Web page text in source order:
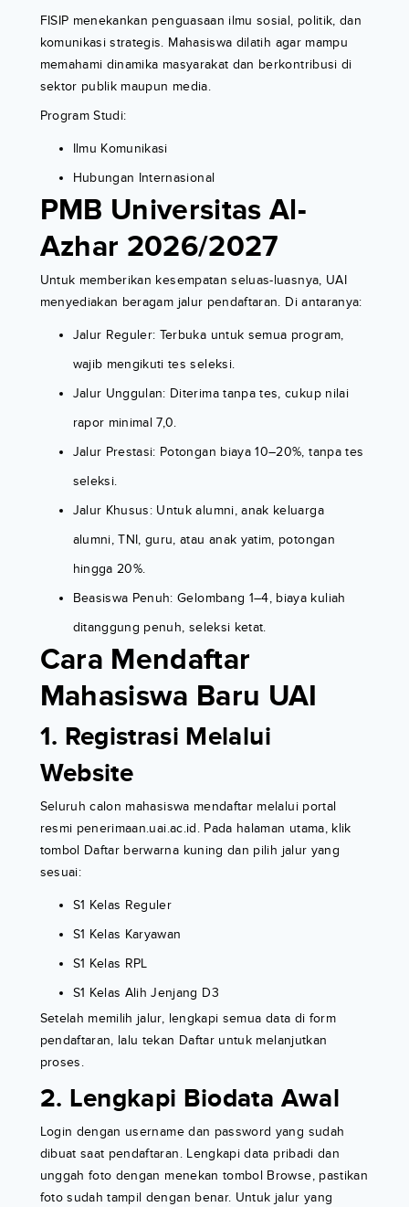
FISIP menekankan penguasaan ilmu sosial, politik, dan
komunikasi strategis. Mahasiswa dilatih agar mampu
memahami dinamika masyarakat dan berkontribusi di
sektor publik maupun media.
Program Studi:
Ilmu Komunikasi
Hubungan Internasional
PMB Universitas Al-
Azhar 2026/2027
Untuk memberikan kesempatan seluas-luasnya, UAI
menyediakan beragam jalur pendaftaran. Di antaranya:
Jalur Reguler: Terbuka untuk semua program,
wajib mengikuti tes seleksi.
Jalur Unggulan: Diterima tanpa tes, cukup nilai
rapor minimal 7,0.
Jalur Prestasi: Potongan biaya 10–20%, tanpa tes
seleksi.
Jalur Khusus: Untuk alumni, anak keluarga
alumni, TNI, guru, atau anak yatim, potongan
hingga 20%.
Beasiswa Penuh: Gelombang 1–4, biaya kuliah
ditanggung penuh, seleksi ketat.
Cara Mendaftar
Mahasiswa Baru UAI
1. Registrasi Melalui
Website
Seluruh calon mahasiswa mendaftar melalui portal
resmi penerimaan.uai.ac.id. Pada halaman utama, klik
tombol Daftar berwarna kuning dan pilih jalur yang
sesuai:
S1 Kelas Reguler
S1 Kelas Karyawan
S1 Kelas RPL
S1 Kelas Alih Jenjang D3
Setelah memilih jalur, lengkapi semua data di form
pendaftaran, lalu tekan Daftar untuk melanjutkan
proses.
2. Lengkapi Biodata Awal
Login dengan username dan password yang sudah
dibuat saat pendaftaran. Lengkapi data pribadi dan
unggah foto dengan menekan tombol Browse, pastikan
foto sudah tampil dengan benar. Untuk jalur yang